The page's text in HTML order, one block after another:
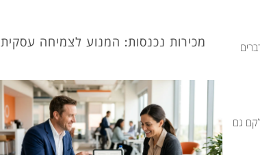
גם
מכירות נכנסות: המנוע לצמיחה עסקית